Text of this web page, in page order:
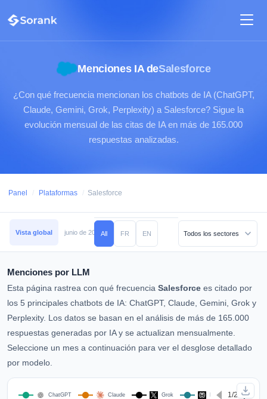
Menciones IA deSalesforce
¿Con qué frecuencia mencionan los chatbots de IA (ChatGPT,
Claude, Gemini, Grok, Perplexity) a Salesforce? Sigue la
evolución mensual de las citas de IA en más de 165.000
respuestas analizadas.
Panel / Plataformas / Salesforce
Vista global junio de 2026 mayo de 2026 abril de 2026 marzo de 2026
All FR EN
Menciones por LLM
Esta página rastrea con qué frecuencia Salesforce es citado por
los 5 principales chatbots de IA: ChatGPT, Claude, Gemini, Grok y
Perplexity. Los datos se basan en el análisis de más de 165.000
respuestas generadas por IA y se actualizan mensualmente.
Seleccione un mes a continuación para ver el desglose detallado
por modelo.